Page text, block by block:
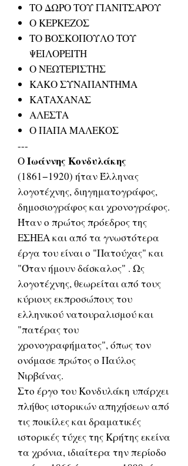
ΤΟ ΔΩΡΟ ΤΟΥ ΓΙΑΝΙΤΣΑΡΟΥ
Ο ΚΕΡΚΕΖΟΣ
ΤΟ ΒΟΣΚΟΠΟΥΛΟ ΤΟΥ
ΨΕΙΛΟΡΕΙΤΗ
Ο ΝΕΩΤΕΡΙΣΤΗΣ
ΚΑΚΟ ΣΥΝΑΠΑΝΤΗΜΑ
ΚΑΤΑΧΑΝΑΣ
ΑΛΕΣΤΑ
Ο ΠΑΠΑ ΜΑΛΕΚΟΣ
---
ΟΙωάννης Κονδυλάκης
(1861−1920) ήταν Έλληνας
λογοτέχνης, διηγηματογράφος,
δημοσιογράφος και χρονογράφος.
Ήταν ο πρώτος πρόεδρος της
ΕΣΗΕΑ και από τα γνωστότερα
έργα του είναι ο "Πατούχας" και
"Όταν ήμουν δάσκαλος" . Ως
λογοτέχνης, θεωρείται από τους
κύριους εκπροσώπους του
ελληνικού νατουραλισμού και
"πατέρας του
χρονογραφήματος", όπως τον
ονόμασε πρώτος ο Παύλος
Νιρβάνας.
Στο έργο του Κονδυλάκη υπάρχει
πλήθος ιστορικών απηχήσεων από
τις ποικίλες και δραματικές
ιστορικές τύχες της Κρήτης εκείνα
τα χρόνια, ιδιαίτερα την περίοδο